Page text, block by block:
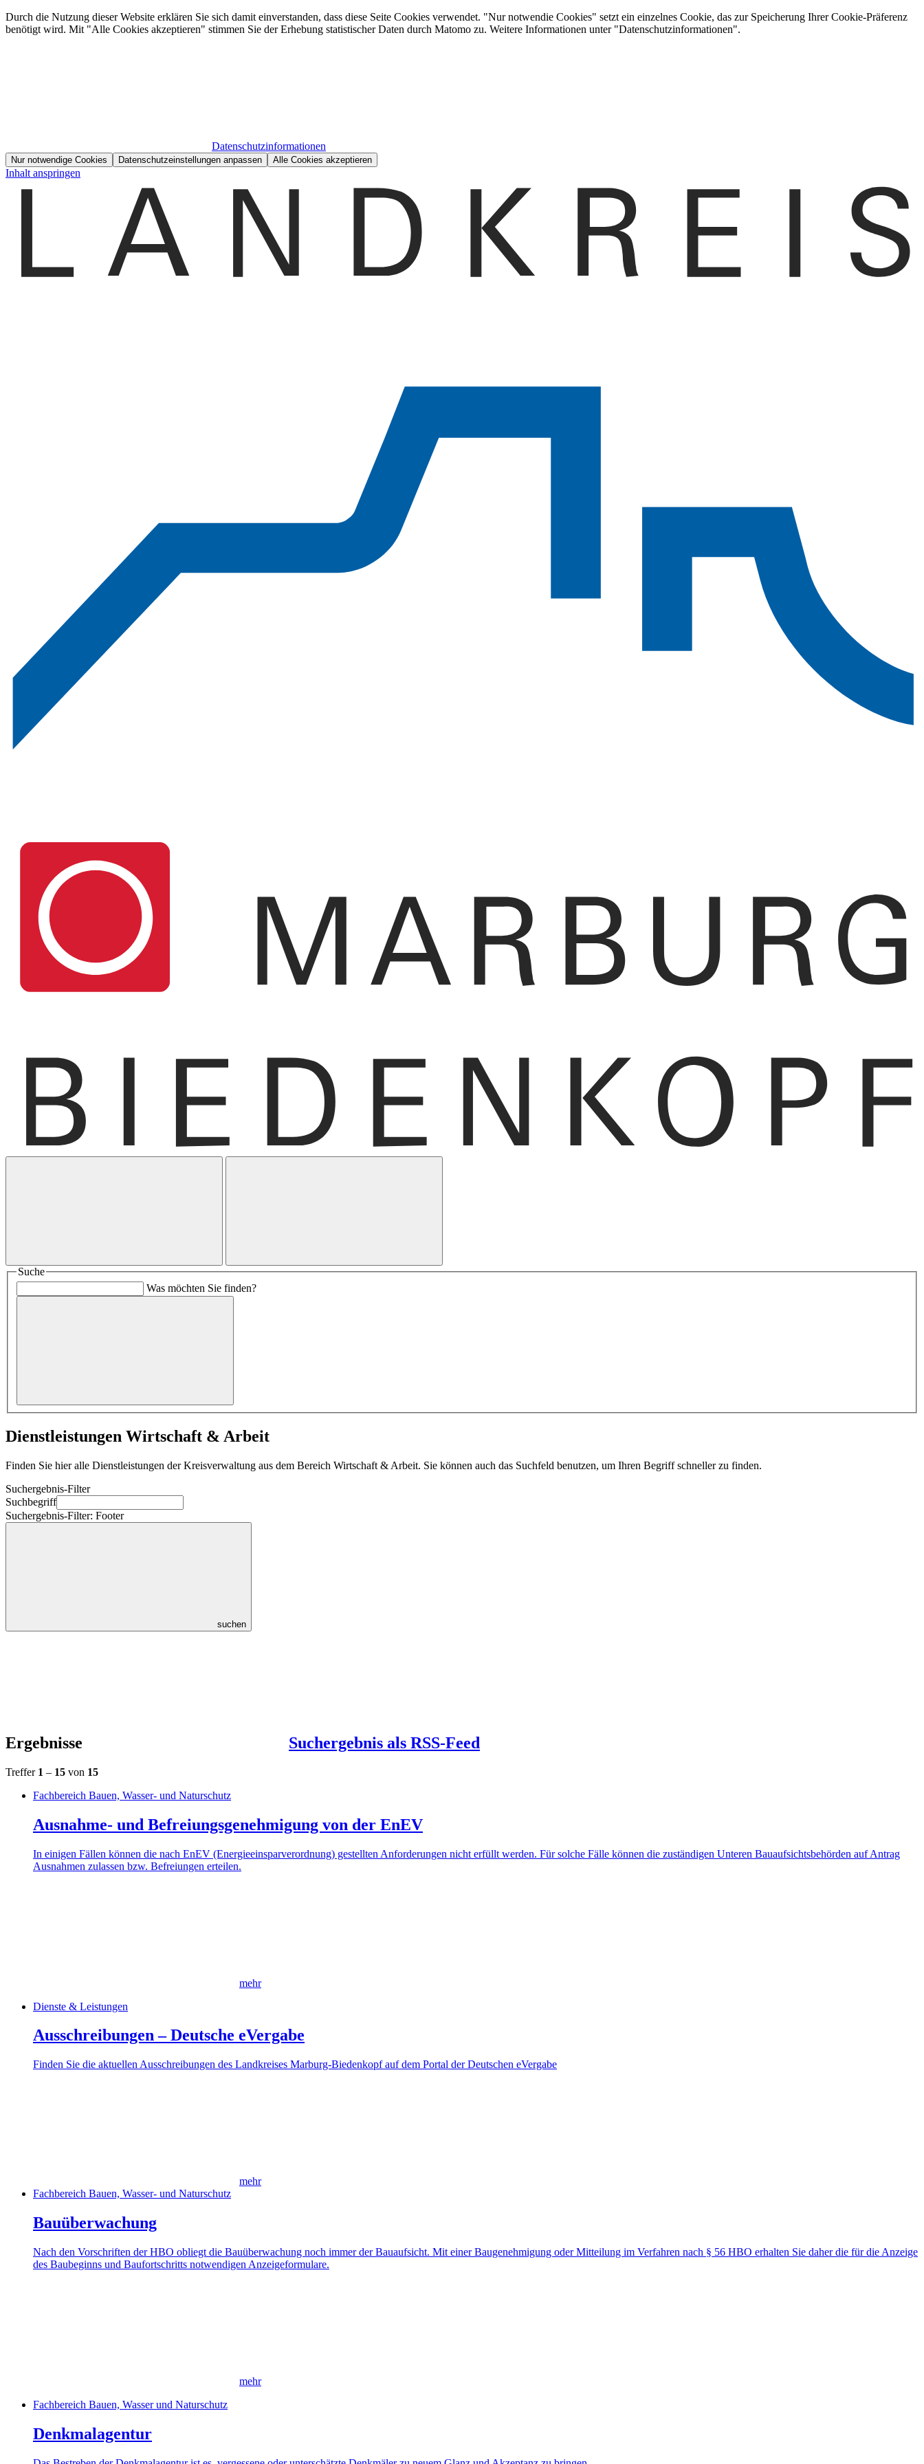
Durch die Nutzung dieser Website erklären Sie sich damit einverstanden, dass diese Seite Cookies verwendet. "Nur notwendie Cookies" setzt ein einzelnes Cookie, das zur Speicherung Ihrer Cookie-Präferenz
benötigt wird. Mit "Alle Cookies akzeptieren" stimmen Sie der Erhebung statistischer Daten durch Matomo zu. Weitere Informationen unter "Datenschutzinformationen".
Datenschutzinformationen
Nur notwendige Cookies Datenschutzeinstellungen anpassen Alle Cookies akzeptieren
Inhalt anspringen
Suche
Was möchten Sie finden?
Dienstleistungen Wirtschaft & Arbeit
Finden Sie hier alle Dienstleistungen der Kreisverwaltung aus dem Bereich Wirtschaft & Arbeit. Sie können auch das Suchfeld benutzen, um Ihren Begriff schneller zu finden.
Suchergebnis-Filter
Suchbegriff
Suchergebnis-Filter: Footer
suchen
Ergebnisse Suchergebnis als RSS-Feed
Treffer 1 – 15 von 15
Fachbereich Bauen, Wasser- und Naturschutz
Ausnahme- und Befreiungsgenehmigung von der EnEV
In einigen Fällen können die nach EnEV (Energieeinsparverordnung) gestellten Anforderungen nicht erfüllt werden. Für solche Fälle können die zuständigen Unteren Bauaufsichtsbehörden auf Antrag
Ausnahmen zulassen bzw. Befreiungen erteilen.
mehr
Dienste & Leistungen
Ausschreibungen – Deutsche eVergabe
Finden Sie die aktuellen Ausschreibungen des Landkreises Marburg-Biedenkopf auf dem Portal der Deutschen eVergabe
mehr
Fachbereich Bauen, Wasser- und Naturschutz
Bauüberwachung
Nach den Vorschriften der HBO obliegt die Bauüberwachung noch immer der Bauaufsicht. Mit einer Baugenehmigung oder Mitteilung im Verfahren nach § 56 HBO erhalten Sie daher die für die Anzeige
des Baubeginns und Baufortschritts notwendigen Anzeigeformulare.
mehr
Fachbereich Bauen, Wasser und Naturschutz
Denkmalagentur